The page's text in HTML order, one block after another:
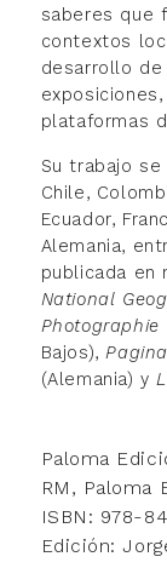
saberes que
contextos
desarrollo
plataformas
Su trabajo se
Chile,
Ecuador,
Alemania,
publicada en
National
Photographie
Bajos),
(Alemania) y
Paloma
RM, Paloma
ISBN: 978-
Edición: